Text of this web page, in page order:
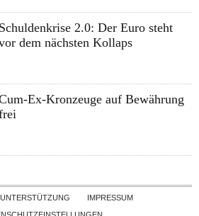
Schuldenkrise 2.0: Der Euro steht
dem nächsten Kollaps
Ex-Kronzeuge auf Bewährung
Skip to content
UNTERSTÜTZUNG
IMPRESSUM